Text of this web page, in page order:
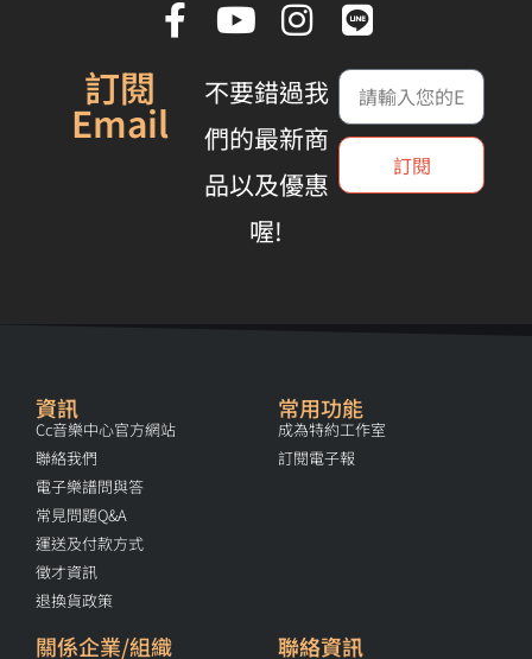
訂閱
Email
不要錯過我
們的最新商
品以及優惠
喔!
訂閱
資訊
Cc音樂中心官方網站
聯絡我們
電子樂譜問與答
常見問題Q&A
運送及付款方式
徵才資訊
退換貨政策
常用功能
成為特約工作室
訂閱電子報
關係企業/組織 聯絡資訊